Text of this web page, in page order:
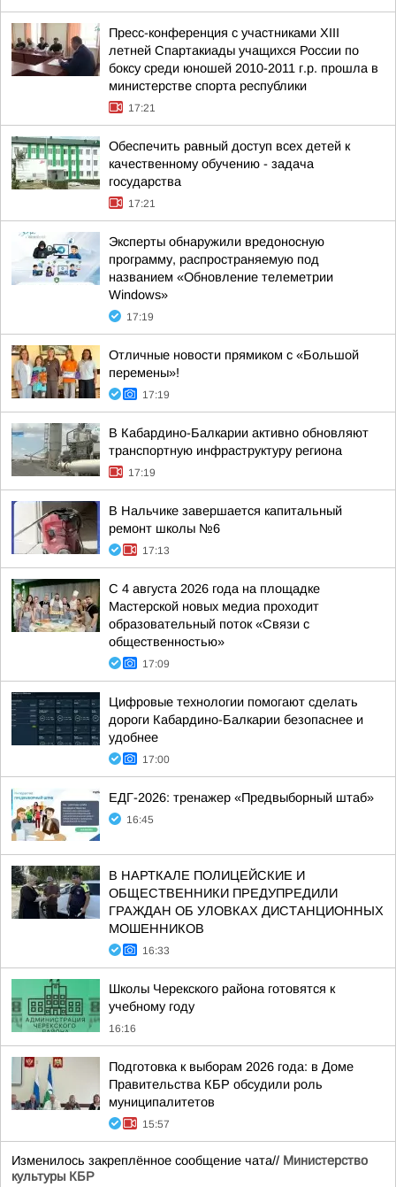
Пресс-конференция с участниками XIII
летней Спартакиады учащихся России по
боксу среди юношей 2010-2011 г.р. прошла в
министерстве спорта республики
17:21
Обеспечить равный доступ всех детей к
качественному обучению - задача
государства
17:21
Эксперты обнаружили вредоносную
программу, распространяемую под
названием «Обновление телеметрии
Windows»
17:19
Отличные новости прямиком с «Большой
перемены»!
17:19
В Кабардино-Балкарии активно обновляют
транспортную инфраструктуру региона
17:19
В Нальчике завершается капитальный
ремонт школы №6
17:13
С 4 августа 2026 года на площадке
Мастерской новых медиа проходит
образовательный поток «Связи с
общественностью»
17:09
Цифровые технологии помогают сделать
дороги Кабардино-Балкарии безопаснее и
удобнее
17:00
ЕДГ-2026: тренажер «Предвыборный штаб»
16:45
В НАРТКАЛЕ ПОЛИЦЕЙСКИЕ И
ОБЩЕСТВЕННИКИ ПРЕДУПРЕДИЛИ
ГРАЖДАН ОБ УЛОВКАХ ДИСТАНЦИОННЫХ
МОШЕННИКОВ
16:33
Школы Черекского района готовятся к
учебному году
16:16
Подготовка к выборам 2026 года: в Доме
Правительства КБР обсудили роль
муниципалитетов
15:57
Изменилось закреплённое сообщение чата// Министерство
культуры КБР